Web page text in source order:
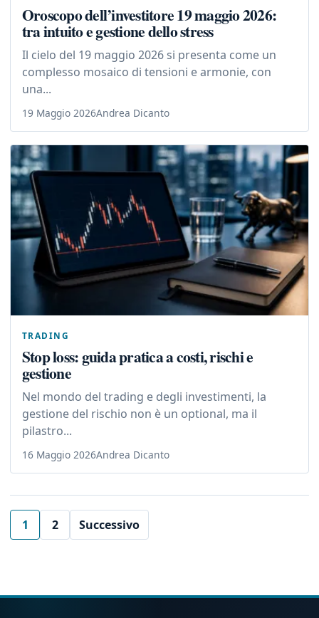
Oroscopo dell’investitore 19 maggio 2026:
tra intuito e gestione dello stress
Il cielo del 19 maggio 2026 si presenta come un
complesso mosaico di tensioni e armonie, con
una...
19 Maggio 2026Andrea Dicanto
TRADING
Stop loss: guida pratica a costi, rischi e
gestione
Nel mondo del trading e degli investimenti, la
gestione del rischio non è un optional, ma il
pilastro...
16 Maggio 2026Andrea Dicanto
1 2 Successivo